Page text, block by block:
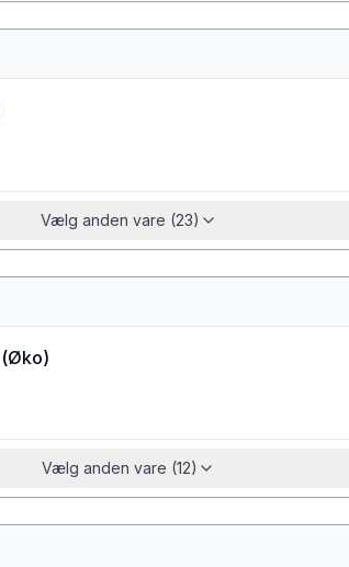
Vælg anden vare (23)
(Øko)
Vælg anden vare (12)